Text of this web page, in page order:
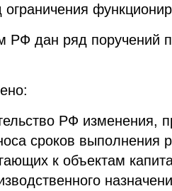
РФ дан ряд поручений
РФ изменения,
сроков выполнения
к объектам